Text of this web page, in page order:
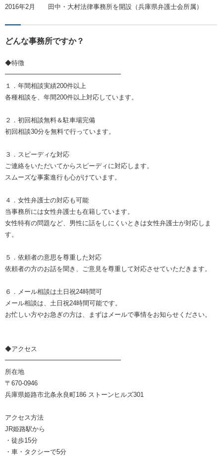
2016年2月 田中・大村法律事務所を開設（兵庫県弁護士会所属）
どんな事務所ですか？
◆特徴
━━━━━━━━━━━━━━━━━━
１．年間相談実績200件以上
各種相談を、年間200件以上対応しています。
２．初回相談無料＆駐車場完備
初回相談30分を無料で行っています。
３．スピーディな対応
ご連絡をいただいてからスピーディに対応します。
スムーズな事案進行も心がけています。
４．女性弁護士の対応も可能
当事務所には女性弁護士も在籍しています。
女性特有の問題など、男性に話をしにくいときは女性弁護士が対応しま
す。
５．依頼者の意思を尊重した対応
依頼者の方のお話を聞き、ご意見を尊重して対応させていただきます。
６．メール相談は土日祝24時間可
メール相談は、土日祝24時間可能です。
お忙しい方やお急ぎの方は、まずはメールで事情をお知らせください。
◆アクセス
━━━━━━━━━━━━━━━━━━
所在地
〒670-0946
兵庫県姫路市北条永良町186 ストーンヒルズ301
アクセス方法
JR姫路駅から
・徒歩15分
・車・タクシーで5分